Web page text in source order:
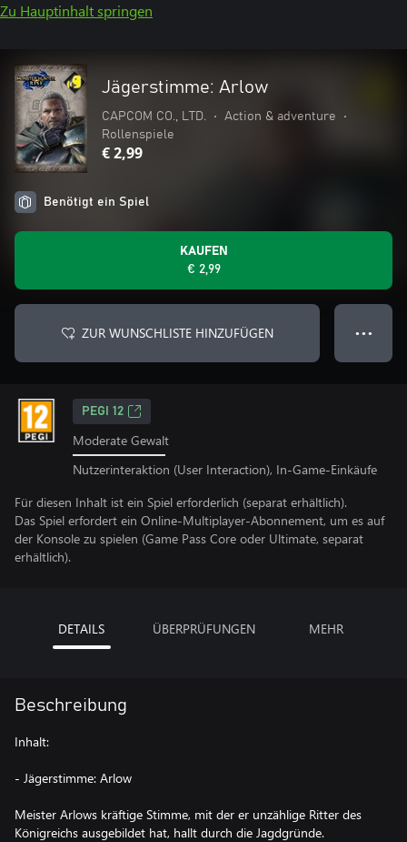
Zu Hauptinhalt springen
Jägerstimme: Arlow
CAPCOM CO., LTD. • Action & adventure
•
Rollenspiele
€ 2,99
Benötigt ein Spiel
KAUFEN
€ 2,99
ZUR WUNSCHLISTE HINZUFÜGEN ● ● ●
PEGI 12
Moderate Gewalt
Nutzerinteraktion (User Interaction), In-Game-Einkäufe
Für diesen Inhalt ist ein Spiel erforderlich (separat erhältlich).
Das Spiel erfordert ein Online-Multiplayer-Abonnement, um es auf
der Konsole zu spielen (Game Pass Core oder Ultimate, separat
erhältlich).
DETAILS ÜBERPRÜFUNGEN MEHR
Beschreibung
Inhalt:
- Jägerstimme: Arlow
Meister Arlows kräftige Stimme, mit der er unzählige Ritter des
Königreichs ausgebildet hat, hallt durch die Jagdgründe.